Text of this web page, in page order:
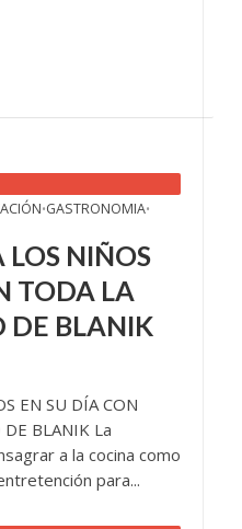
•GASTRONOMIA•
LOS NIÑOS
TODA LA
DE BLANIK
EN SU DÍA CON
BLANIK La
a la cocina como
para...